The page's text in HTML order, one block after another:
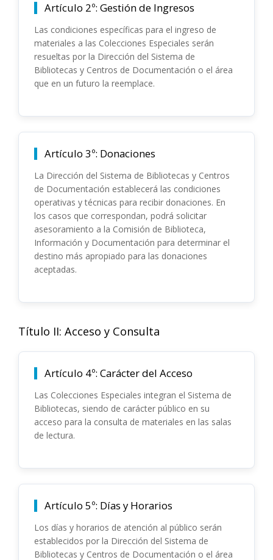
Artículo 2º: Gestión de Ingresos
Las condiciones específicas para el ingreso de
materiales a las Colecciones Especiales serán
resueltas por la Dirección del Sistema de
Bibliotecas y Centros de Documentación o el área
que en un futuro la reemplace.
Artículo 3º: Donaciones
La Dirección del Sistema de Bibliotecas y Centros
de Documentación establecerá las condiciones
operativas y técnicas para recibir donaciones. En
los casos que correspondan, podrá solicitar
asesoramiento a la Comisión de Biblioteca,
Información y Documentación para determinar el
destino más apropiado para las donaciones
aceptadas.
Título II: Acceso y Consulta
Artículo 4º: Carácter del Acceso
Las Colecciones Especiales integran el Sistema de
Bibliotecas, siendo de carácter público en su
acceso para la consulta de materiales en las salas
de lectura.
Artículo 5º: Días y Horarios
Los días y horarios de atención al público serán
establecidos por la Dirección del Sistema de
Bibliotecas y Centros de Documentación o el área